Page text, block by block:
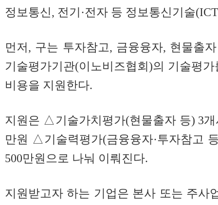
정보통신, 전기·전자 등 정보통신기술
먼저, 구는 투자참고, 금융융자, 현물출
기술평가기관(이노비즈협회)의 기술평
비용을 지원한다.
지원은 △기술가치평가(현물출자 등) 3개
만원 △기술력평가(금융융자·투자참고
500만원으로 나눠 이뤄진다.
지원받고자 하는 기업은 본사 또는 주사